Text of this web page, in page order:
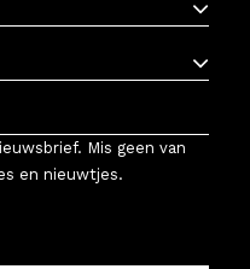
Mis geen van
en nieuwtjes.